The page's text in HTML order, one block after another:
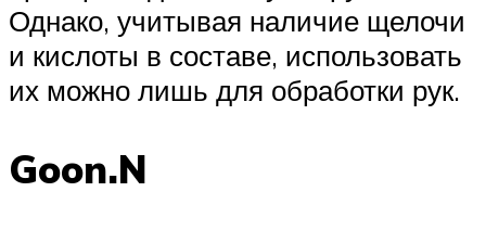
Однако, учитывая наличие щелочи
и кислоты в составе, использовать
их можно лишь для обработки рук.
Goon.N